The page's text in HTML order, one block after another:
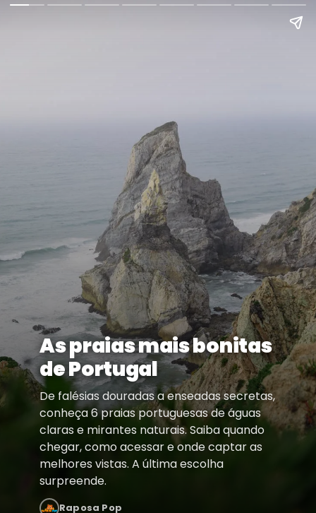
As praias mais bonitas
de Portugal
De falésias douradas a enseadas secretas,
conheça 6 praias portuguesas de águas
claras e mirantes naturais. Saiba quando
chegar, como acessar e onde captar as
melhores vistas. A última escolha
surpreende.
Raposa Pop